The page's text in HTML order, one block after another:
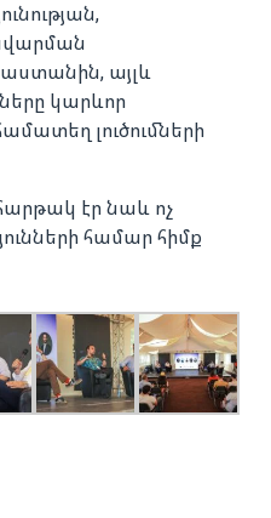
այլև
կարևոր
լուծումների
էր նաև ոչ
համար հիմք